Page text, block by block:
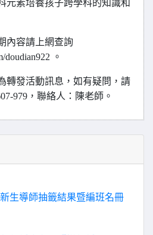
元素培養孩子跨學科的知識和
內容請上網查詢
doudian922 。
轉發活動訊息，如有疑問，請
979，聯絡人：陳老師。
生導師抽籤結果暨編班名冊